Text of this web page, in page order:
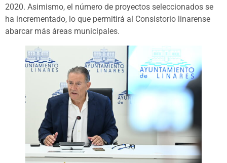
2020. Asimismo, el número de proyectos seleccionados se
ha incrementado, lo que permitirá al Consistorio linarense
abarcar más áreas municipales.